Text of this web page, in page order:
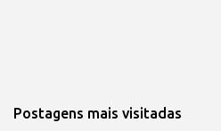
Postagens mais visitadas